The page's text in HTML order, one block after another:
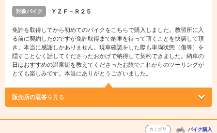
対象バイク ＹＺＦ－Ｒ２５
免許を取得してから初めてのバイクをこちらで購入しました。教習所に入
る前に契約したのですが免許取得まで納車を待って頂くことを快諾して頂
き、本当に感謝しかありません。現車確認をした際も車両状態（傷等）を
隠すことなく話してくださったおかげで納得して契約できました。納車の
日はおすすめの温泉街を教えてくださったお陰でこれからのツーリングが
とても楽しみです。本当にありがとうございました。
販売店の返答を見る
カテゴリ バイク購入